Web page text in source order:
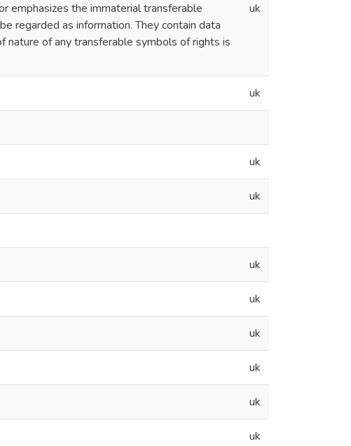
emphasizes the immaterial transferable
regarded as information. They contain data
of any transferable symbols of rights is
uk
uk
uk
uk
uk
uk
uk
uk
uk
uk